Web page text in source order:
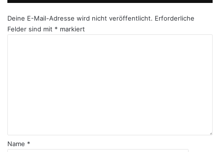
Deine E-Mail-Adresse wird nicht veröffentlicht. Erforderliche
Felder sind mit * markiert
*
Name *